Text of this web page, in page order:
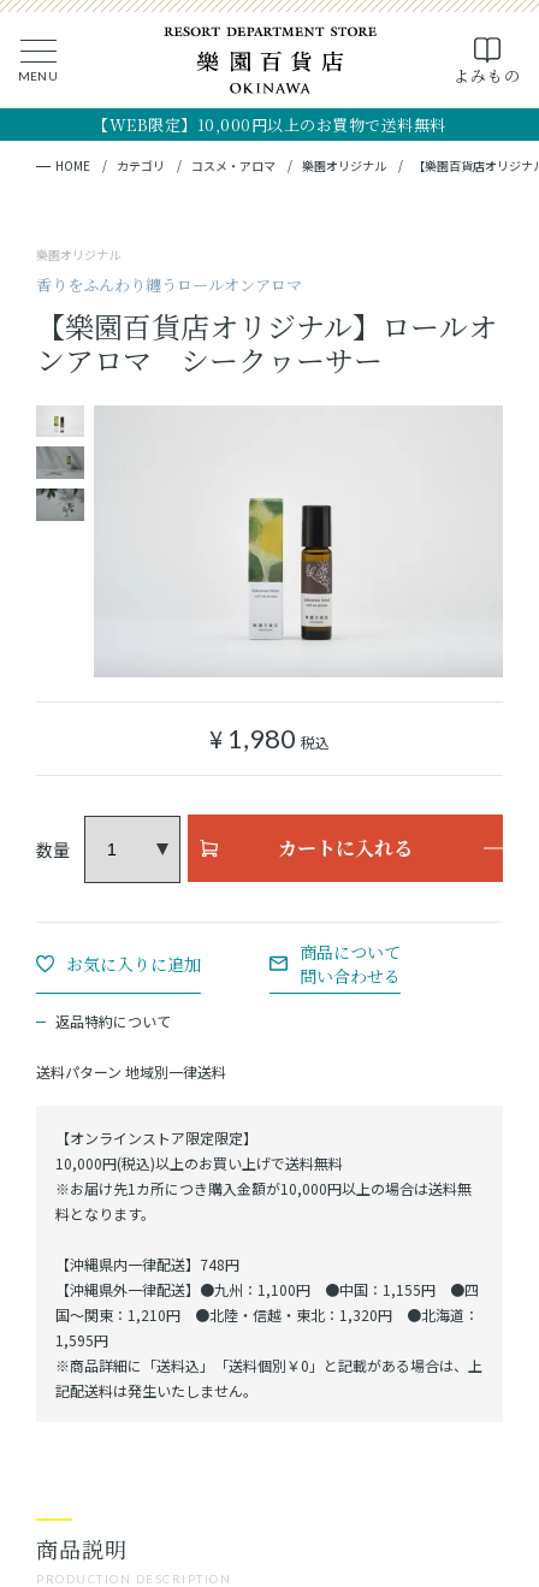
MENU よみもの
【WEB限定】10,000円以上のお買物で送料無料
CLOSE
検索
キーワード検索
MY PAGE CART
全ての商品
フード
クラフト
つくり手
HOME カテゴリ コスメ・アロマ 樂園オリジナル 【樂園百貨店オリジ
樂園オリジナル
香りをふんわり纏うロールオンアロマ
【樂園百貨店オリジナル】ロールオ
ンアロマ シークヮーサー
¥ 1,980 税込
送料パターン 地域別一律送料
カートに入れる
返品特約について
【オンラインストア限定限定】
10,000円(税込)以上のお買い上げで送料無料
※お届け先1カ所につき購入金額が10,000円以上の場合は送料無
料となります。
【沖縄県内一律配送】748円
【沖縄県外一律配送】●九州：1,100円 ●中国：1,155円 ●四
国～関東：1,210円 ●北陸・信越・東北：1,320円 ●北海道：
1,595円
※商品詳細に「送料込」「送料個別￥0」と記載がある場合は、上
記配送料は発生いたしません。
PRODUCTION DESCRIPTION
商品説明